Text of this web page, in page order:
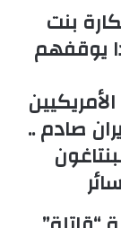
بنت
يوقفهم
صادم ..